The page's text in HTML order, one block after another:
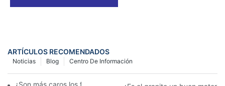
ARTÍCULOS RECOMENDADOS
Centro De Información
Blog
Noticias